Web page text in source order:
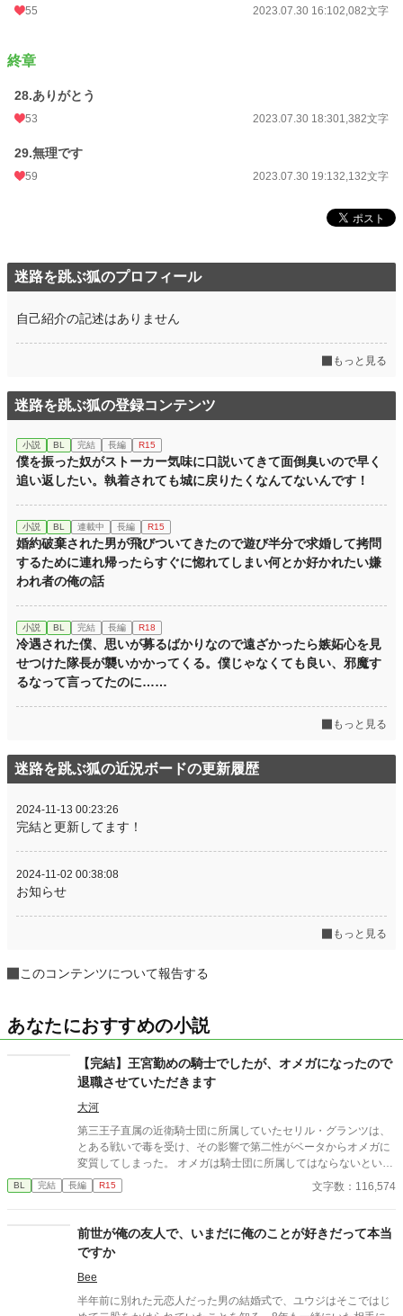
55 2023.07.30 16:102,082文字
終章
28.ありがとう
53 2023.07.30 18:301,382文字
29.無理です
59 2023.07.30 19:132,132文字
迷路を跳ぶ狐のプロフィール
自己紹介の記述はありません
もっと見る
迷路を跳ぶ狐の登録コンテンツ
小説 BL 完結 長編 R15
僕を振った奴がストーカー気味に口説いてきて面倒臭いので早く
追い返したい。執着されても城に戻りたくなんてないんです！
小説 BL 連載中 長編 R15
婚約破棄された男が飛びついてきたので遊び半分で求婚して拷問
するために連れ帰ったらすぐに惚れてしまい何とか好かれたい嫌
われ者の俺の話
小説 BL 完結 長編 R18
冷遇された僕、思いが募るばかりなので遠ざかったら嫉妬心を見
せつけた隊長が襲いかかってくる。僕じゃなくても良い、邪魔す
るなって言ってたのに……
もっと見る
迷路を跳ぶ狐の近況ボードの更新履歴
2024-11-13 00:23:26
完結と更新してます！
2024-11-02 00:38:08
お知らせ
もっと見る
このコンテンツについて報告する
あなたにおすすめの小説
【完結】王宮勤めの騎士でしたが、オメガになったので
退職させていただきます
大河
第三王子直属の近衛騎士団に所属していたセリル・グランツは、
とある戦いで毒を受け、その影響で第二性がベータからオメガに
変質してしまった。 オメガは騎士団に所属してはならないという
法に基づき、騎士団を辞めることを決意するセリル。上司である
第三王子・レオンハルトにそのことを告げて騎士団を去るが、特
戻ったセリルは、オメガになったことで見合い話を受けざるを得
ない立場に。見合いに全く乗り気でないセリルの元に、意外な人
物から婚約の申し入れが届く。それはかつての上司、レオンハル
トからの婚約の申し入れだった──
BL 完結 長編 R15 文字数：116,574
前世が俺の友人で、いまだに俺のことが好きだって本当
ですか
Bee
半年前に別れた元恋人だった男の結婚式で、ユウジはそこではじ